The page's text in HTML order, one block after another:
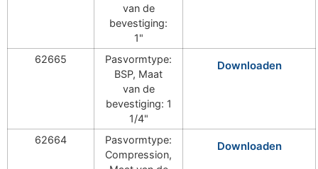
van de
bevestiging:
1"
62665
Pasvormtype:
BSP, Maat
van de
bevestiging: 1
1/4"
Downloaden
62664
Pasvormtype:
Compression,
Downloaden